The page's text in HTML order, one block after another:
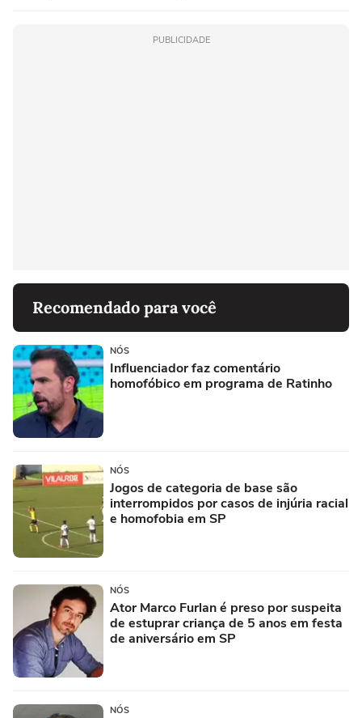
PUBLICIDADE
Recomendado para você
NÓS
Influenciador faz comentário
homofóbico em programa de Ratinho
NÓS
Jogos de categoria de base são
interrompidos por casos de injúria racial
e homofobia em SP
NÓS
Ator Marco Furlan é preso por suspeita
de estuprar criança de 5 anos em festa
de aniversário em SP
NÓS